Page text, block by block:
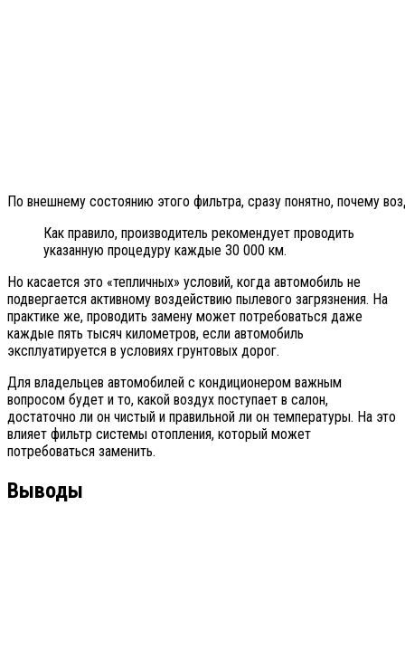
По внешнему состоянию этого фильтра, сразу понятно, почему
Как правило, производитель рекомендует проводить
указанную процедуру каждые 30 000 км.
Но касается это «тепличных» условий, когда автомобиль не
подвергается активному воздействию пылевого загрязнения. На
практике же, проводить замену может потребоваться даже
каждые пять тысяч километров, если автомобиль
эксплуатируется в условиях грунтовых дорог.
Для владельцев автомобилей с кондиционером важным
вопросом будет и то, какой воздух поступает в салон,
достаточно ли он чистый и правильной ли он температуры. На это
влияет фильтр системы отопления, который может
потребоваться заменить.
Выводы